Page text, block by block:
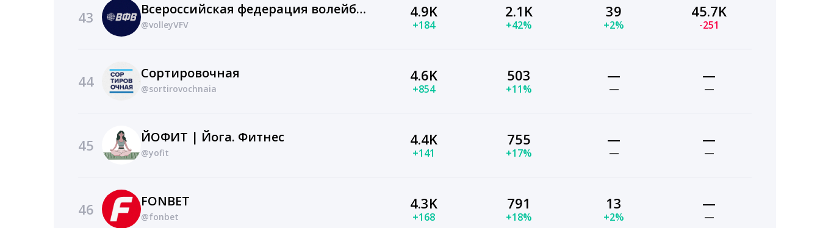
43 Всероссийская федерация волейбола
@volleyVFV
4.9K
+184
2.1K
+42%
39
+2%
45.7K
-251
44 Сортировочная
@sortirovochnaia
4.6K
+854
503
+11%
—
—
—
—
45 ЙОФИТ | Йога. Фитнес
@yofit
4.4K
+141
755
+17%
—
—
—
—
46 FONBET
@fonbet
4.3K
+168
791
+18%
13
+2%
—
—